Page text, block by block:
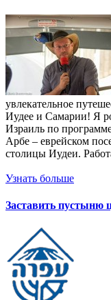
увлекательное
Иудее и Самарии! Я
Израиль по
Арбе – еврейском
столицы Иудеи.
Узнать больше
Заставить пустыню